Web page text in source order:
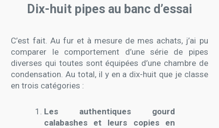
Dix-huit pipes au banc d’essai
C’est fait. Au fur et à mesure de mes achats, j’ai pu
comparer le comportement d’une série de pipes
diverses qui toutes sont équipées d’une chambre de
condensation. Au total, il y en a dix-huit que je classe
en trois catégories :
Les authentiques gourd
calabashes et leurs copies en